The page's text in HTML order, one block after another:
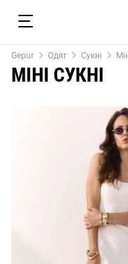
Gepur Одяг Сукні
МІНІ СУКНІ